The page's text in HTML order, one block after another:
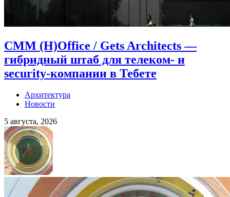
CMM (H)Office / Gets Architects —
гибридный штаб для телеком- и
security-компании в Тебете
Архитектура
Новости
5 августа, 2026